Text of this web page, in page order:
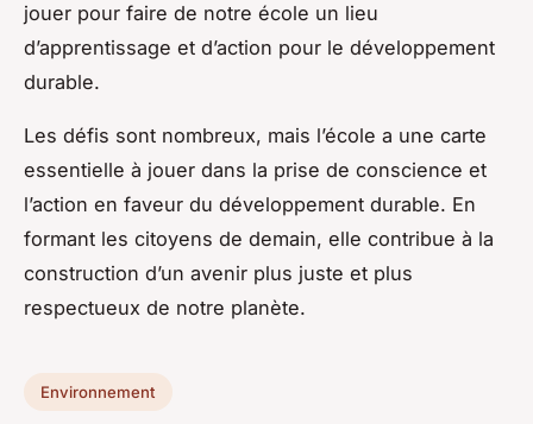
jouer pour faire de notre école un lieu
d’apprentissage et d’action pour le développement
durable.
Les défis sont nombreux, mais l’école a une carte
essentielle à jouer dans la prise de conscience et
l’action en faveur du développement durable. En
formant les citoyens de demain, elle contribue à la
construction d’un avenir plus juste et plus
respectueux de notre planète.
Environnement